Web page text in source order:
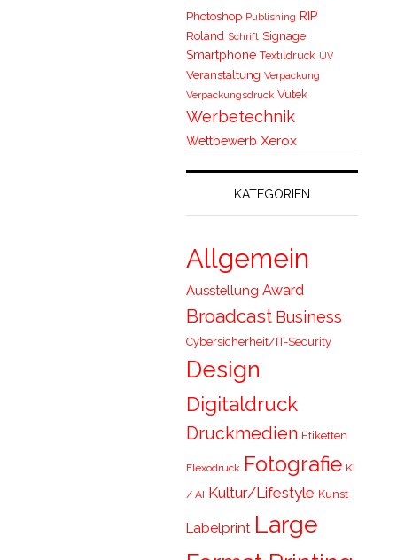
Photoshop Publishing RIP
Roland Schrift Signage
Smartphone Textildruck UV
Veranstaltung Verpackung
Verpackungsdruck Vutek
Werbetechnik
Wettbewerb Xerox
KATEGORIEN
Allgemein
Ausstellung Award
Broadcast Business
Cybersicherheit/IT-Security
Design
Digitaldruck
Druckmedien Etiketten
Flexodruck Fotografie KI
/ AI Kultur/Lifestyle Kunst
Labelprint Large